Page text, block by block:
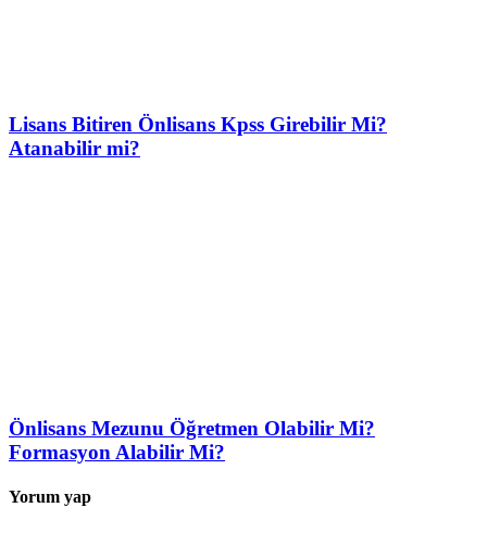
Lisans Bitiren Önlisans Kpss Girebilir Mi?
Atanabilir mi?
Önlisans Mezunu Öğretmen Olabilir Mi?
Formasyon Alabilir Mi?
Yorum yap